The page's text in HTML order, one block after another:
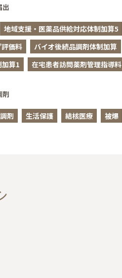
出
地域支援・医薬品供給対応体制加算5
価料
バイオ後続品調剤体制加算
算1
在宅患者訪問薬剤管理指導料
剤
剤 生活保護 結核医療 被爆